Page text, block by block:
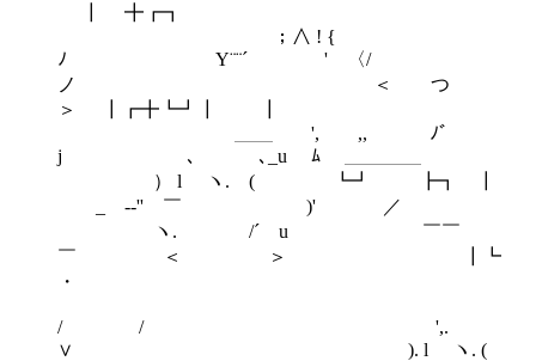
┃ ╋┏┓
；∧ ! {
ﾉ Y¨¨´ ' 〈/
ノ ＜ つ
＞ ┃┏╋┗┛┃ ┃
＿＿ ', ,, ﾉﾞ
j ゝ､ ､_u ﾑ ＿＿＿＿
） l ヽ. ( ┗┛ ┣┓ ┃
_ -‐'' ￣ )' ／
ヽ. /´ u ￣￣
￣ ＜ ゝ ＞ ┃┗
・
/ / ',.
∨ ). l ヽ. (